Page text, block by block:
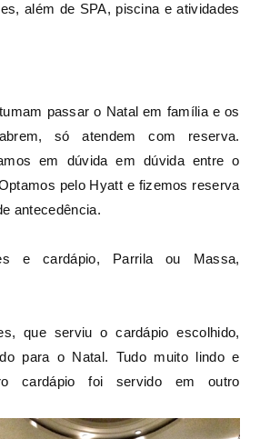
além de SPA, piscina e atividades
passar o Natal em família e os
só atendem com reserva.
em dúvida em dúvida entre o
pelo Hyatt e fizemos reserva
antecedência.
e cardápio, Parrila ou Massa,
que serviu o cardápio escolhido,
para o Natal. Tudo muito lindo e
cardápio foi servido em outro